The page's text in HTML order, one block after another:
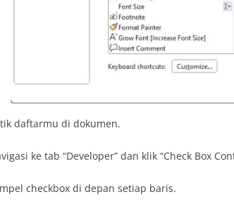
daftarmu di dokumen.
ke tab “Developer” dan klik “Check Box
checkbox di depan setiap baris.